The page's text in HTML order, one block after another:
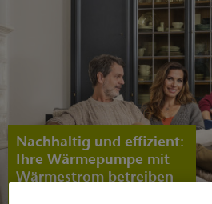
Nachhaltig und effizient:
Ihre Wärmepumpe mit
Wärmestrom betreiben